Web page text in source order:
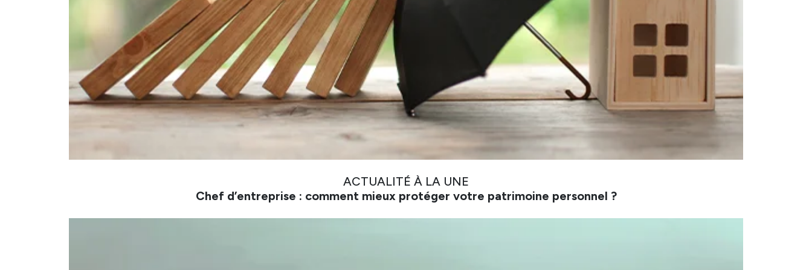
ACTUALITÉ À LA UNE
Chef d’entreprise : comment mieux protéger votre patrimoine personnel ?